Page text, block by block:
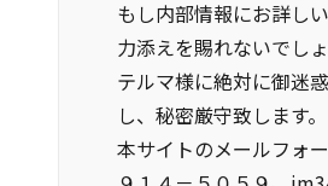
もし内部情報にお詳し
力添えを賜れないでしょ
テルマ様に絶対に御迷
し、秘密厳守致します。
本サイトのメールフォ